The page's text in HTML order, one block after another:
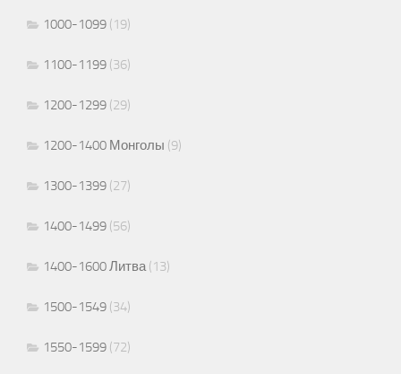
1000-1099 (19)
1100-1199 (36)
1200-1299 (29)
1200-1400 Монголы (9)
1300-1399 (27)
1400-1499 (56)
1400-1600 Литва(13)
1500-1549 (34)
1550-1599 (72)